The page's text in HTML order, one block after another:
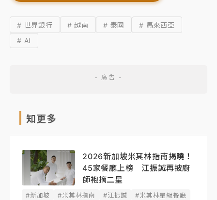
# 世界銀行 # 越南 # 泰國
# 馬來西亞
# AI
知更多
2026新加坡米其林指南揭曉！
45家餐廳上榜 江振誠再披廚
師袍摘二星
#新加坡 #米其林指南 #江振誠 #米其林星級餐廳